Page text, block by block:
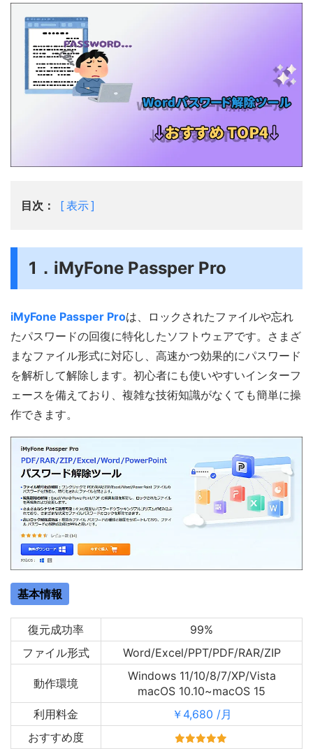
目次： 表示
1．iMyFone Passper Pro
iMyFone Passper Proは、ロックされたファイルや忘れ
たパスワードの回復に特化したソフトウェアです。さまざ
まなファイル形式に対応し、高速かつ効果的にパスワード
を解析して解除します。初心者にも使いやすいインターフ
ェースを備えており、複雑な技術知識がなくても簡単に操
作できます。
基本情報
復元成功率
99%
ファイル形式
Word/Excel/PPT/PDF/RAR/ZIP
動作環境
Windows 11/10/8/7/XP/Vista
macOS 10.10~macOS 15
利用料金
￥4,680 /月
おすすめ度